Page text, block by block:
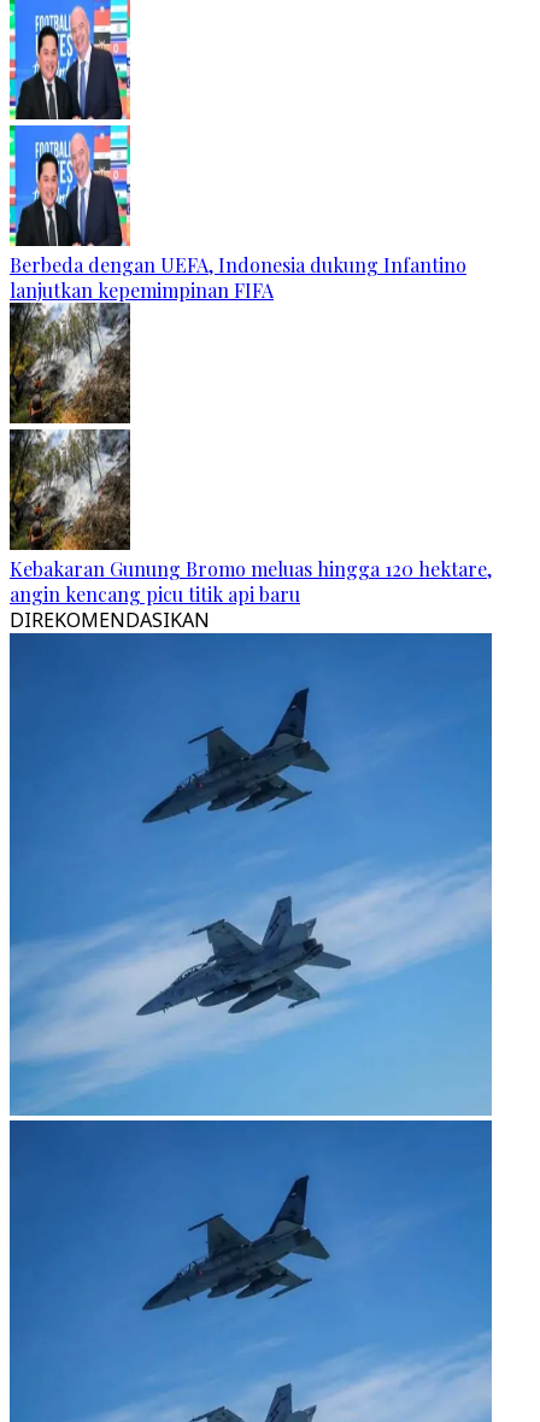
Berbeda dengan UEFA, Indonesia dukung Infantino
lanjutkan kepemimpinan FIFA
Kebakaran Gunung Bromo meluas hingga 120 hektare,
angin kencang picu titik api baru
DIREKOMENDASIKAN